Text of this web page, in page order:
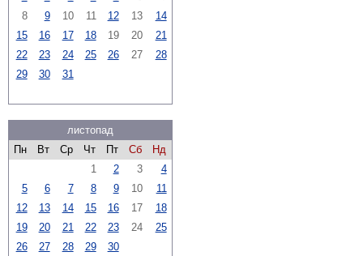
8
9 10 11 12 13
14
15
16 17 18 19 20
21
22
23 24 25 26 27
28
29
30 31
листопад
Пн
Вт Ср Чт Пт Сб
Нд
1
2 3
4
5
6 7 8 9 10
11
12
13 14 15 16 17
18
19
20 21 22 23 24
25
26
27 28 29 30